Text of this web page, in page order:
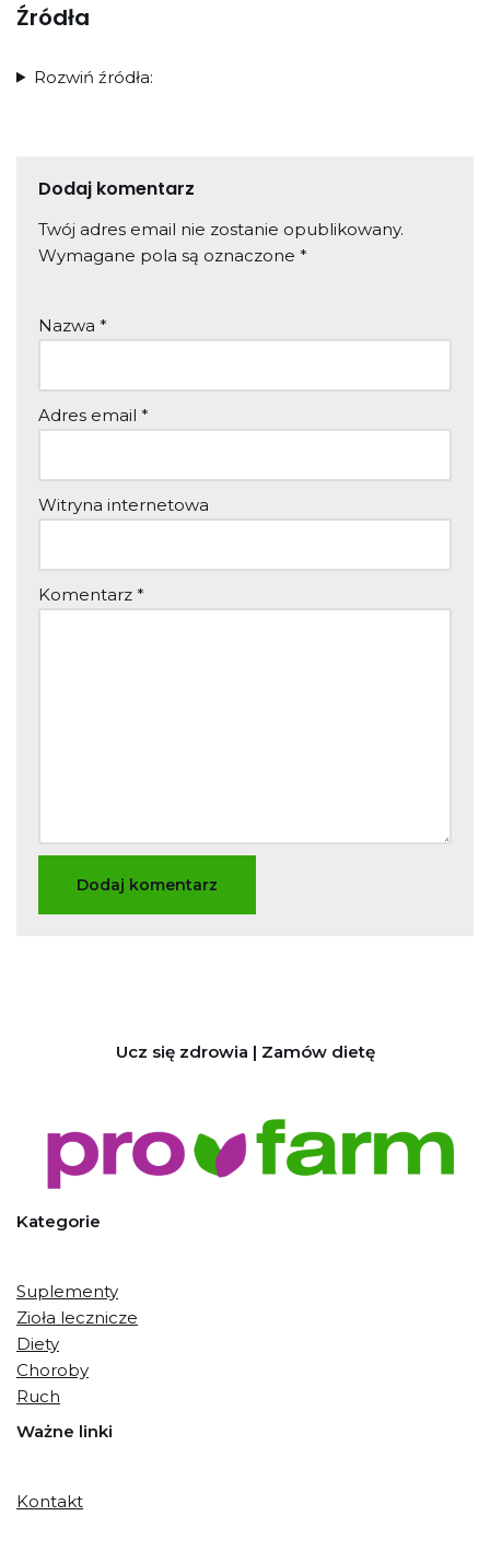
Źródła
Rozwiń źródła:
Dodaj komentarz
Twój adres email nie zostanie opublikowany.
Wymagane pola są oznaczone *
Nazwa *
Adres email *
Witryna internetowa
Komentarz *
Ucz się zdrowia | Zamów dietę
Kategorie
Suplementy
Zioła lecznicze
Diety
Choroby
Ruch
Ważne linki
Kontakt